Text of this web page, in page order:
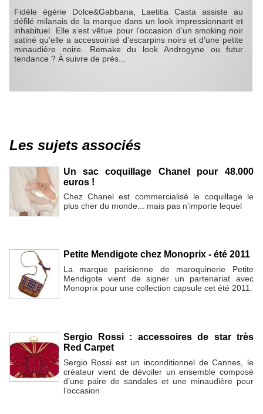
Fidèle égérie Dolce&Gabbana, Laetitia Casta assiste au
défilé milanais de la marque dans un look impressionnant et
inhabituel. Elle s’est vêtue pour l’occasion d’un smoking noir
satiné qu’elle a accessoirisé d’escarpins noirs et d’une petite
minaudière noire. Remake du look Androgyne ou futur
tendance ? À suivre de près...
Les sujets associés
Un sac coquillage Chanel pour 48.000
euros !
Chez Chanel est commercialisé le coquillage le
plus cher du monde... mais pas n’importe lequel
Petite Mendigote chez Monoprix - été 2011
La marque parisienne de maroquinerie Petite
Mendigote vient de signer un partenariat avec
Monoprix pour une collection capsule cet été 2011.
Sergio Rossi : accessoires de star très
Red Carpet
Sergio Rossi est un inconditionnel de Cannes, le
créateur vient de dévoiler un ensemble composé
d’une paire de sandales et une minaudière pour
l’occasion